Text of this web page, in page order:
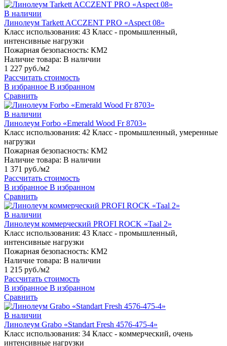
В наличии
Линолеум Tarkett ACCZENT PRO «Aspect 08»
Класс использования: 43 Класс - промышленный,
интенсивные нагрузки
Пожарная безопасность: КМ2
Наличие товара: В наличии
1 227 руб./м2
Рассчитать стоимость
В избранное В избранном
Сравнить
В наличии
Линолеум Forbo «Emerald Wood Fr 8703»
Класс использования: 42 Класс - промышленный, умеренные
нагрузки
Пожарная безопасность: КМ2
Наличие товара: В наличии
1 371 руб./м2
Рассчитать стоимость
В избранное В избранном
Сравнить
В наличии
Линолеум коммерческий PROFI ROCK «Taal 2»
Класс использования: 43 Класс - промышленный,
интенсивные нагрузки
Пожарная безопасность: КМ2
Наличие товара: В наличии
1 215 руб./м2
Рассчитать стоимость
В избранное В избранном
Сравнить
В наличии
Линолеум Grabo «Standart Fresh 4576-475-4»
Класс использования: 34 Класс - коммерческий, очень
интенсивные нагрузки